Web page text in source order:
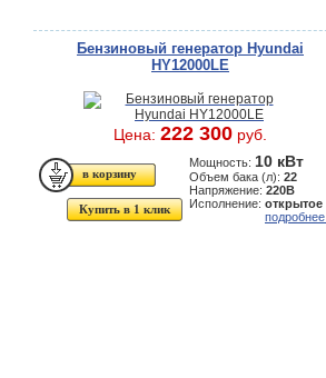
Бензиновый генератор Hyundai
HY12000LE
Цена: 222 300 руб.
Купить в 1 клик
Мощность: 10 кВт
Объем бака (л): 22
Напряжение: 220В
Исполнение: открытое